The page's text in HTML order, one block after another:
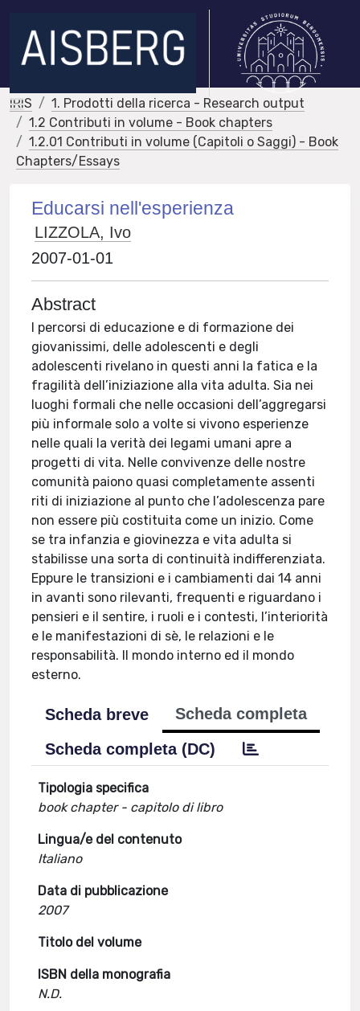
IRIS
1. Prodotti della ricerca - Research output
1.2 Contributi in volume - Book chapters
1.2.01 Contributi in volume (Capitoli o Saggi) - Book
Chapters/Essays
Educarsi nell'esperienza
LIZZOLA, Ivo
2007-01-01
Abstract
I percorsi di educazione e di formazione dei
giovanissimi, delle adolescenti e degli
adolescenti rivelano in questi anni la fatica e la
fragilità dell’iniziazione alla vita adulta. Sia nei
luoghi formali che nelle occasioni dell’aggregarsi
più informale solo a volte si vivono esperienze
nelle quali la verità dei legami umani apre a
progetti di vita. Nelle convivenze delle nostre
comunità paiono quasi completamente assenti
riti di iniziazione al punto che l’adolescenza pare
non essere più costituita come un inizio. Come
se tra infanzia e giovinezza e vita adulta si
stabilisse una sorta di continuità indifferenziata.
Eppure le transizioni e i cambiamenti dai 14 anni
in avanti sono rilevanti, frequenti e riguardano i
pensieri e il sentire, i ruoli e i contesti, l’interiorità
e le manifestazioni di sè, le relazioni e le
responsabilità. Il mondo interno ed il mondo
esterno.
Scheda breve
Scheda completa
Scheda completa (DC)
Tipologia specifica
book chapter - capitolo di libro
Lingua/e del contenuto
Italiano
Data di pubblicazione
2007
Titolo del volume
ISBN della monografia
N.D.